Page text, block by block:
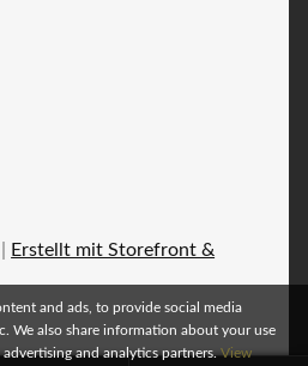
Erstellt mit Storefront &
and ads, to provide social media
We also share information about your use
and analytics partners.View